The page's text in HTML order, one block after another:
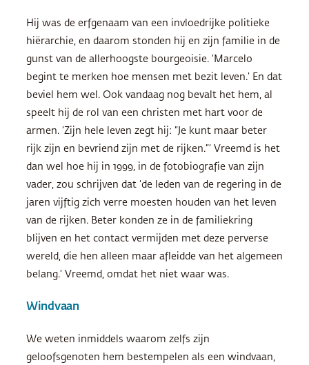
Hij was de erfgenaam van een invloedrijke politieke
hiërarchie, en daarom stonden hij en zijn familie in de
gunst van de allerhoogste bourgeoisie. ‘Marcelo
begint te merken hoe mensen met bezit leven.’ En dat
beviel hem wel. Ook vandaag nog bevalt het hem, al
speelt hij de rol van een christen met hart voor de
armen. ‘Zijn hele leven zegt hij: “Je kunt maar beter
rijk zijn en bevriend zijn met de rijken.”’ Vreemd is het
dan wel hoe hij in 1999, in de fotobiografie van zijn
vader, zou schrijven dat ‘de leden van de regering in de
jaren vijftig zich verre moesten houden van het leven
van de rijken. Beter konden ze in de familiekring
blijven en het contact vermijden met deze perverse
wereld, die hen alleen maar afleidde van het algemeen
belang.’ Vreemd, omdat het niet waar was.
Windvaan
We weten inmiddels waarom zelfs zijn
geloofsgenoten hem bestempelen als een windvaan,